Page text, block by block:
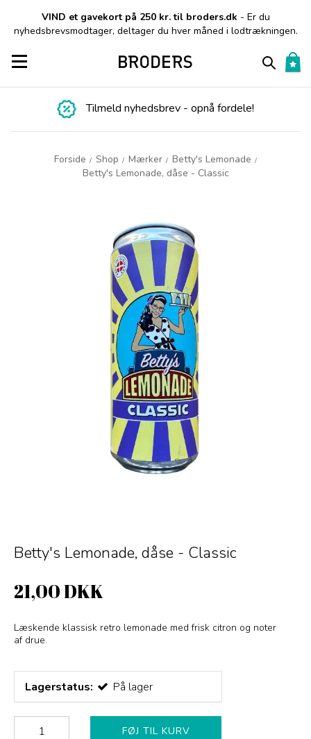
VIND et gavekort på 250 kr. til broders.dk - Er du
nyhedsbrevsmodtager, deltager du hver måned i lodtrækningen.
Toggle navigation
Tilmeld nyhedsbrev - opnå fordele!
Forside / Shop / Mærker / Betty's Lemonade /
Betty's Lemonade, dåse - Classic
Betty's Lemonade, dåse - Classic
21,00 DKK
Læskende klassisk retro lemonade med frisk citron og noter
af drue.
Lagerstatus: På lager
FØJ TIL KURV